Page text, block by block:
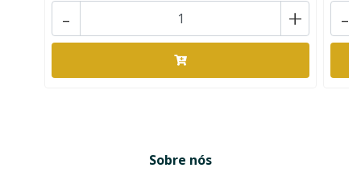
+
- -
Sobre nós